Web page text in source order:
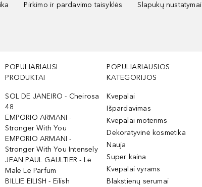
Pirkimo ir pardavimo taisyklės Slapukų nustatymai
POPULIARIAUSI
PRODUKTAI
SOL DE JANEIRO - Cheirosa
48
EMPORIO ARMANI -
Stronger With You
EMPORIO ARMANI -
Stronger With You Intensely
JEAN PAUL GAULTIER - Le
Male Le Parfum
BILLIE EILISH - Eilish
POPULIARIAUSIOS
KATEGORIJOS
Kvepalai
Išpardavimas
Kvepalai moterims
Dekoratyvinė kosmetika
Nauja
Super kaina
Kvepalai vyrams
Blakstienų serumai